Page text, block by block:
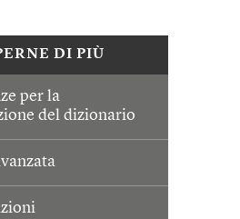
DI PIÙ
per la
del dizionario